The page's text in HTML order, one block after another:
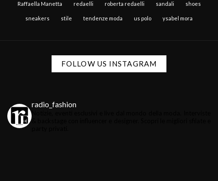
Raffaella Manetta redaelli roberta redaelli sandali shoes
sneakers stile tendenze moda us polo ysabel mora
FOLLOW US INSTAGRAM
radio_fashion